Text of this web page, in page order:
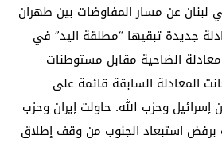
لبنان عن مسار المفاوضات بين طهران
جديدة تبقيها “مطلقة اليد” في
الضاحية مقابل مستوطنات
المعادلة السابقة قائمة على
وحزب الله. حاولت إيران وحزب
برفض استبعاد الجنوب من وقف إطلاق